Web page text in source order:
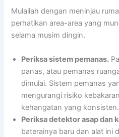
Mulailah dengan meninjau
perhatikan area-area yang
selama musim dingin.
Periksa sistem pemanas.
panas, atau pemanas
dimulai. Sistem pemanas
mengurangi risiko
kehangatan yang konsisten.
Periksa detektor asap dan
baterainya baru dan alat ini